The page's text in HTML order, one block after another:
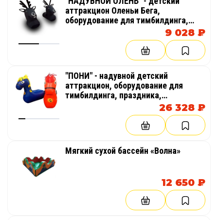
аттракцион Оленьи Бега,
оборудование для тимбилдинга,
соревнований, веселых стартов,
9 028 ₽
"ПОНИ" - надувной детский
аттракцион, оборудование для
тимбилдинга, праздника,
корпоратива, соревнований,
веселых стартов, эстафет
26 328 ₽
Мягкий сухой бассейн «Волна»
12 650 ₽